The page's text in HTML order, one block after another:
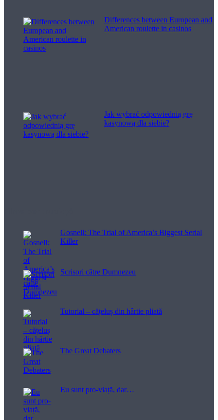
Differences between European and
American roulette in casinos
Jak wybrać odpowiednią grę
kasynową dla siebie?
Gosnell: The Trial of America’s Biggest Serial
Killer
Scrisori către Dumnezeu
Tutorial – cățeluș din hârtie pliată
The Great Debaters
Eu sunt pro-viață, dar…